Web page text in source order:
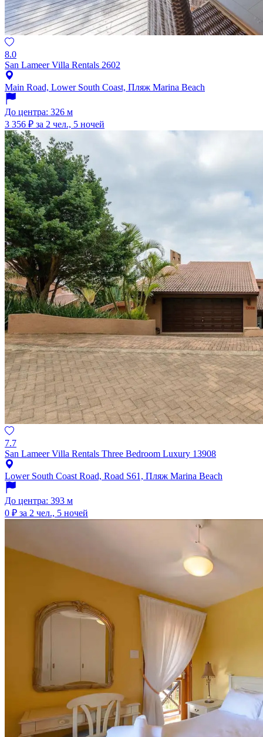
8.0
San Lameer Villa Rentals 2602
Main Road, Lower South Coast, Пляж Marina Beach
До центра: 326 м
3 356 ₽ за 2 чел., 5 ночей
7.7
San Lameer Villa Rentals Three Bedroom Luxury 13908
Lower South Coast Road, Road S61, Пляж Marina Beach
До центра: 393 м
0 ₽ за 2 чел., 5 ночей